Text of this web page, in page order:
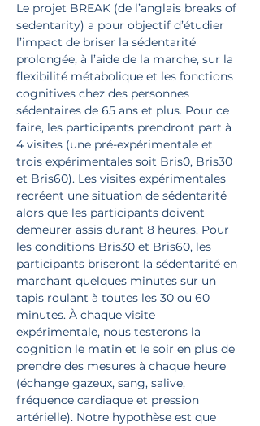
Le projet BREAK (de l’anglais breaks of
sedentarity) a pour objectif d’étudier
l’impact de briser la sédentarité
prolongée, à l’aide de la marche, sur la
flexibilité métabolique et les fonctions
cognitives chez des personnes
sédentaires de 65 ans et plus. Pour ce
faire, les participants prendront part à
4 visites (une pré-expérimentale et
trois expérimentales soit Bris0, Bris30
et Bris60). Les visites expérimentales
recréent une situation de sédentarité
alors que les participants doivent
demeurer assis durant 8 heures. Pour
les conditions Bris30 et Bris60, les
participants briseront la sédentarité en
marchant quelques minutes sur un
tapis roulant à toutes les 30 ou 60
minutes. À chaque visite
expérimentale, nous testerons la
cognition le matin et le soir en plus de
prendre des mesures à chaque heure
(échange gazeux, sang, salive,
fréquence cardiaque et pression
artérielle). Notre hypothèse est que